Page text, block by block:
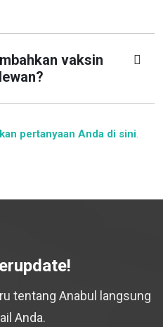
vaksin
pertanyaan Anda di sini.
tentang Anabul langsung
Anda.